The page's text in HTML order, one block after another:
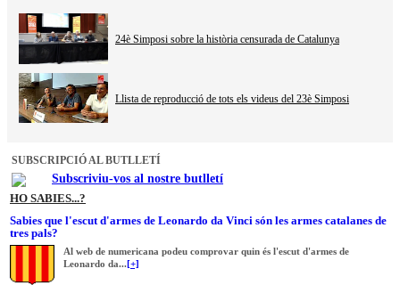
24è Simposi sobre la història censurada de Catalunya
Llista de reproducció de tots els videus del 23è Simposi
SUBSCRIPCIÓ AL BUTLLETÍ
Subscriviu-vos al nostre butlletí
HO SABIES...?
Sabies que l'escut d'armes de Leonardo da Vinci són les armes catalanes de
tres pals?
Al web de numericana podeu comprovar quin és l'escut d'armes de
Leonardo da... [+]